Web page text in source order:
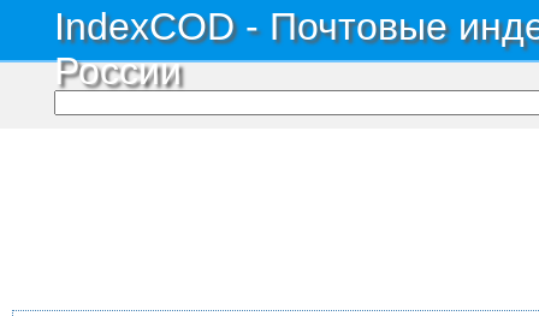
IndexCOD - Почтовые
России